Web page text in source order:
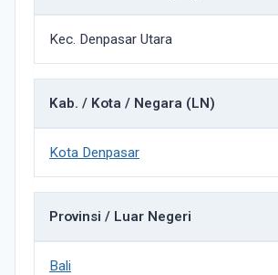
Kec. Denpasar Utara
Kab. / Kota / Negara (LN)
Kota Denpasar
Provinsi / Luar Negeri
Bali